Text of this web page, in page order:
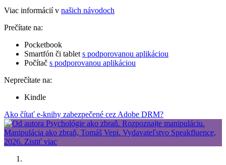
Viac informácií v našich návodoch
Prečítate na:
Pocketbook
Smartfón či tablet s podporovanou aplikáciou
Počítač s podporovanou aplikáciou
Neprečítate na:
Kindle
Ako čítať e-knihy zabezpečené cez Adobe DRM?